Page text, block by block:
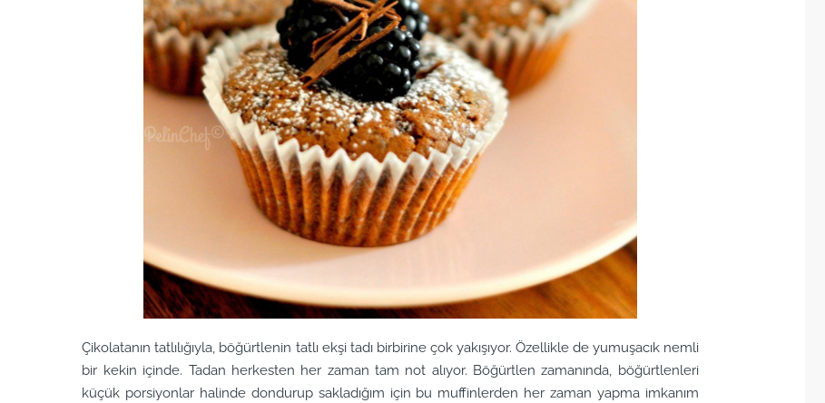
Çikolatanın tatlılığıyla, böğürtlenin tatlı ekşi tadı birbirine çok yakışıyor. Özellikle de yumuşacık nemli
bir kekin içinde. Tadan herkesten her zaman tam not alıyor. Böğürtlen zamanında, böğürtlenleri
küçük porsiyonlar halinde dondurup sakladığım için bu muffinlerden her zaman yapma imkanım